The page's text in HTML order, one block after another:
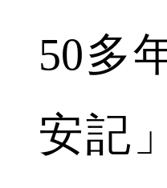
50多
安記